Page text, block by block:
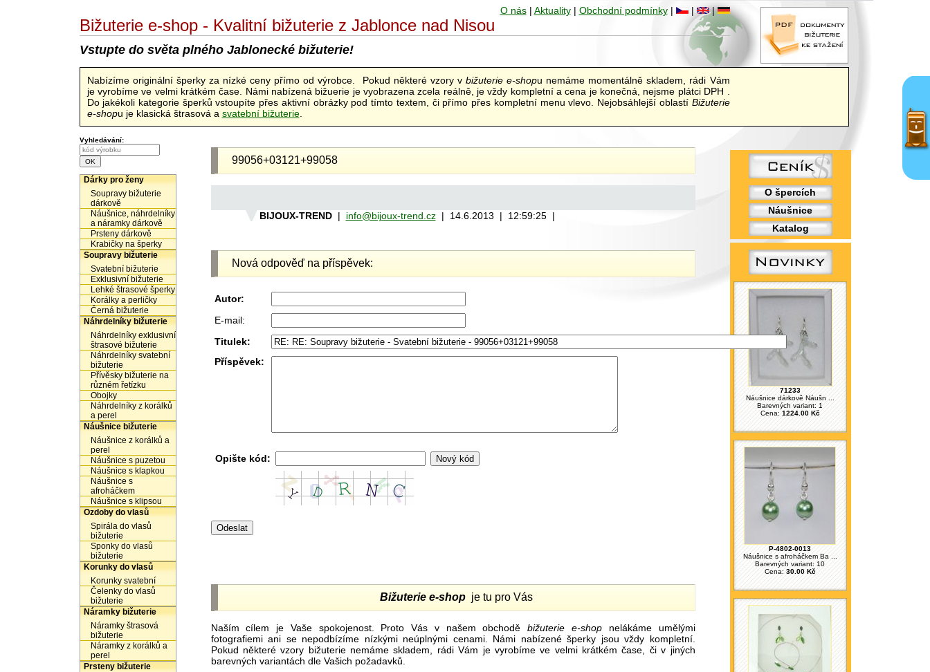
O špercích
Náušnice
Katalog
71233
Náušnice dárkově Náušn ...
Barevných variant: 1
Cena: 1224.00 Kč
P-4802-0013
Náušnice s afroháčkem Ba ...
Barevných variant: 10
Cena: 30.00 Kč
O nás| Aktuality| Obchodní podmínky| | |
Bižuterie e-shop - Kvalitní bižuterie z Jablonce nad Nisou
Vstupte do světa plného Jablonecké bižuterie!
Nabízíme originální šperky za nízké ceny přímo od výrobce. Pokud některé vzory v bižuterie e-shopu nemáme momentálně skladem, rádi Vám
je vyrobíme ve velmi krátkém čase. Námi nabízená bižuerie je vyobrazena zcela reálně, je vždy kompletní a cena je konečná, nejsme plátci DPH .
Do jakékoli kategorie šperků vstoupíte přes aktivní obrázky pod tímto textem, či přímo přes kompletní menu vlevo. Nejobsáhlejší oblastí Bižuterie
e-shopu je klasická štrasová a svatební bižuterie.
Vyhledávání:
Dárky pro ženy
Soupravy bižuterie
dárkově
Náušnice, náhrdelníky
a náramky dárkově
Prsteny dárkově
Krabičky na šperky
Soupravy bižuterie
Svatební bižuterie
Exklusivní bižuterie
Lehké štrasové šperky
Korálky a perličky
Černá bižuterie
Náhrdelníky bižuterie
Náhrdelníky exklusivní
štrasové bižuterie
Náhrdelníky svatební
bižuterie
Přívěsky bižuterie na
různém řetízku
Obojky
Náhrdelníky z korálků
a perel
Náušnice bižuterie
Náušnice z korálků a
perel
Náušnice s puzetou
Náušnice s klapkou
Náušnice s
afroháčkem
Náušnice s klipsou
Ozdoby do vlasů
Spirála do vlasů
bižuterie
Sponky do vlasů
bižuterie
Korunky do vlasů
Korunky svatební
Čelenky do vlasů
bižuterie
Náramky bižuterie
Náramky štrasová
bižuterie
Náramky z korálků a
perel
Prsteny bižuterie
99056+03121+99058
BIJOUX-TREND| info@bijoux-trend.cz| 14.6.2013 | 12:59:25 |
Nová odpověď na příspěvek:
Autor:
E-mail:
Titulek:
Příspěvek:
Opište kód:
Bižuterie e-shopje tu pro Vás
Naším cílem je Vaše spokojenost. Proto Vás v našem obchoděbižuterie e-shopnelákáme umělými
fotografiemi ani se nepodbízíme nízkými neúplnými cenami. Námi nabízené šperky jsou vždy kompletní.
Pokud některé vzory bižuterie nemáme skladem, rádi Vám je vyrobíme ve velmi krátkém čase, či v jiných
barevných variantách dle Vašich požadavků.